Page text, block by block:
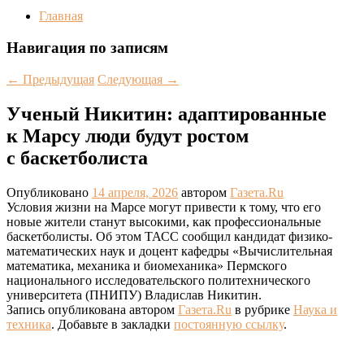
Главная
Навигация по записям
← Предыдущая Следующая →
Ученый Никитин: адаптированные
к Марсу люди будут ростом
с баскетболиста
Опубликовано 14 апреля, 2026 автором Газета.Ru
Условия жизни на Марсе могут привести к тому, что его
новые жители станут высокими, как профессиональные
баскетболисты. Об этом ТАСС сообщил кандидат физико-
математических наук и доцент кафедры «Вычислительная
математика, механика и биомеханика» Пермского
национального исследовательского политехнического
университета (ПНИПУ) Владислав Никитин.
Запись опубликована автором Газета.Ru в рубрике Наука и
техника. Добавьте в закладки постоянную ссылку.